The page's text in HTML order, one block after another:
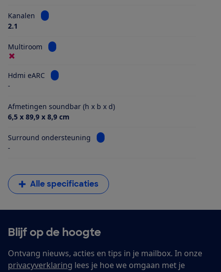
Kanalen
Bekijk informatie voor Kanalen
2.1
Multiroom Bekijk informatie voor Multiroom
Hdmi eARC
Bekijk informatie voor Hdmi eARC
-
Afmetingen soundbar (h x b x d)
6,5 x 89,9 x 8,9 cm
Surround ondersteuning
Bekijk informatie voor Surround
-
Alle specificaties
Blijf op de hoogte
Ontvang nieuws, acties en tips in je mailbox. In onze
privacyverklaring lees je hoe we omgaan met je